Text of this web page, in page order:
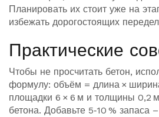
Планировать их стоит уже на
избежать дорогостоящих
Практические
Чтобы не просчитать бетон,
формулу: объём = длина ×
площадки 6 × 6 м и толщины 0,2 м
бетона. Добавьте 5‑10 % запаса